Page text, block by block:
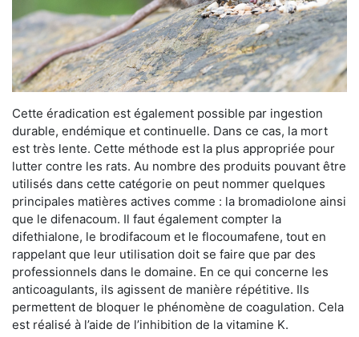
Cette éradication est également possible par ingestion
durable, endémique et continuelle. Dans ce cas, la mort
est très lente. Cette méthode est la plus appropriée pour
lutter contre les rats. Au nombre des produits pouvant être
utilisés dans cette catégorie on peut nommer quelques
principales matières actives comme : la bromadiolone ainsi
que le difenacoum. Il faut également compter la
difethialone, le brodifacoum et le flocoumafene, tout en
rappelant que leur utilisation doit se faire que par des
professionnels dans le domaine. En ce qui concerne les
anticoagulants, ils agissent de manière répétitive. Ils
permettent de bloquer le phénomène de coagulation. Cela
est réalisé à l’aide de l’inhibition de la vitamine K.